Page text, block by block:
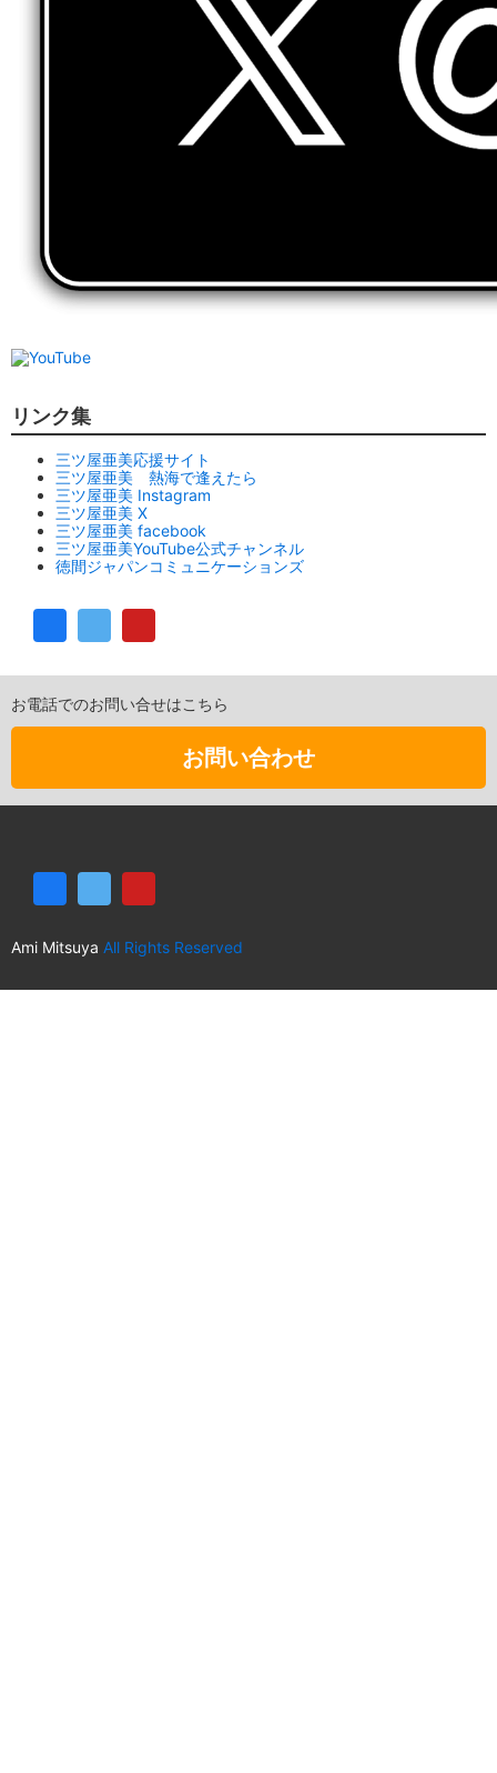
リンク集
三ツ屋亜美応援サイト
三ツ屋亜美 熱海で逢えたら
三ツ屋亜美 Instagram
三ツ屋亜美 X
三ツ屋亜美 facebook
三ツ屋亜美YouTube公式チャンネル
徳間ジャパンコミュニケーションズ
お電話でのお問い合せはこちら
お問い合わせ
Ami Mitsuya All Rights Reserved